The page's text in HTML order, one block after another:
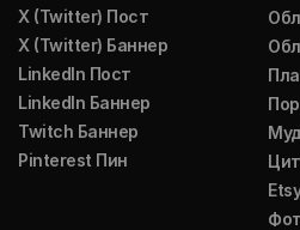
X (Twitter) Пост
X (Twitter) Баннер
LinkedIn Пост
LinkedIn Баннер
Twitch Баннер
Pinterest Пин